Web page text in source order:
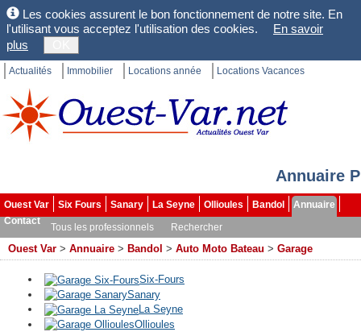
Les cookies assurent le bon fonctionnement de notre site. En
l'utilisant vous acceptez l'utilisation des cookies.
En savoir
plus
Actualités Immobilier Locations année Locations Vacances
Annuaire
Ouest Var Six Fours Sanary La Seyne Ollioules Bandol
Annuaire
Contact
Tous les professionnels Rechercher
Ouest Var > Annuaire > Bandol > Auto Moto Bateau > Garage
Six-Fours
Sanary
La Seyne
Ollioules